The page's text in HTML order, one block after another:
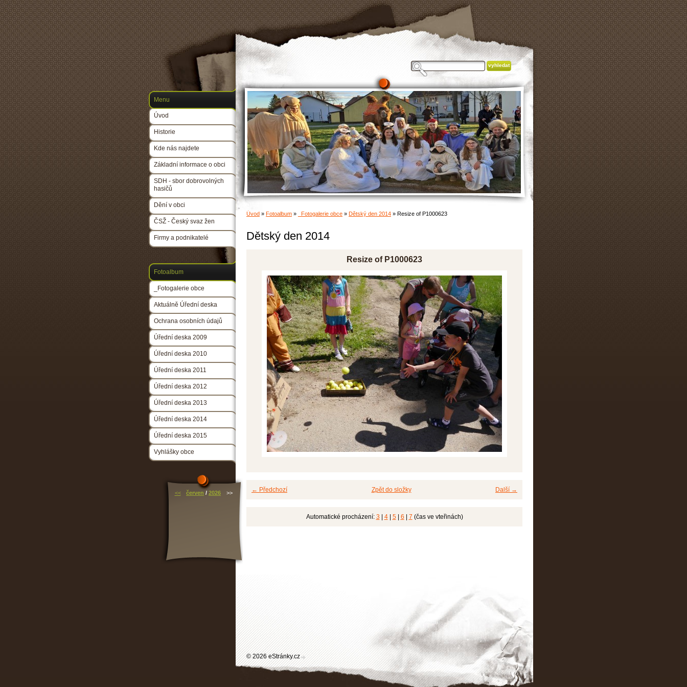
Úvod » Fotoalbum » _Fotogalerie obce » Dětský den 2014 » Resize of P1000623
Dětský den 2014
Resize of P1000623
← Předchozí Další →
Zpět do složky
Automatické procházení: 3 4| 5| 6 7 (čas ve vteřinách)
Menu
Úvod
Historie
Kde nás najdete
Základní informace o obci
SDH - sbor dobrovolných
hasičů
Dění v obci
ČSŽ - Český svaz žen
Firmy a podnikatelé
Fotoalbum
_Fotogalerie obce
Aktuálně Úřední deska
Ochrana osobních údajů
Úřední deska 2009
Úřední deska 2010
Úřední deska 2011
Úřední deska 2012
Úřední deska 2013
Úřední deska 2014
Úřední deska 2015
Vyhlášky obce
<< červen / 2026 >>
© 2026 eStránky.cz